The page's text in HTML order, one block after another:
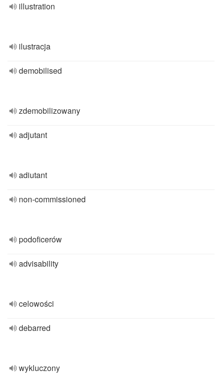
illustration
ilustracja
demobilised
zdemobilizowany
adjutant
adiutant
non-commissioned
podoficerów
advisability
celowości
debarred
wykluczony